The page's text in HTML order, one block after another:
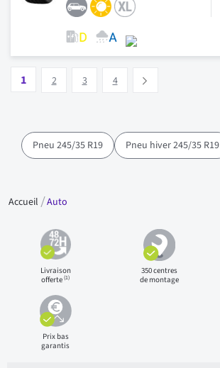
Vous lisez actuellement la page
1 2 3 4
Pneu 245/35 R19 Pneu hiver 245/35 R19
Accueil Auto
Livraison
offerte(1)
350 centres
de montage
Prix bas
garantis